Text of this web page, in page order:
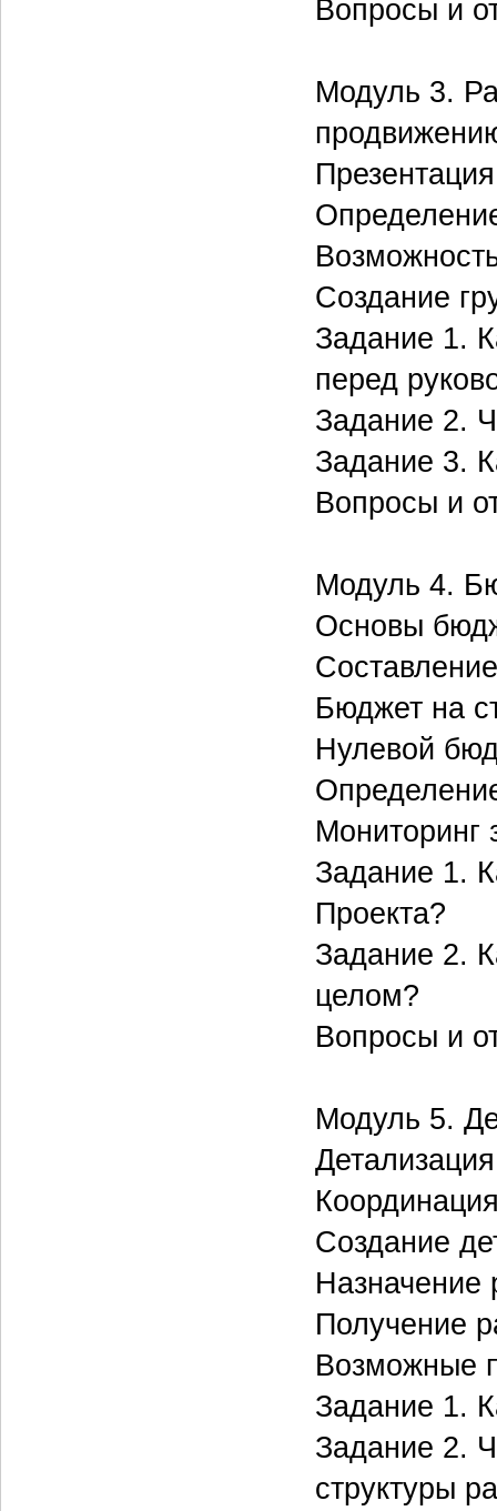
Вопросы и
Модуль 3.
Создание
Задание 1.
перед
Задание 2.
Задание 3.
Вопросы и
Модуль 4.
Основы
Бюджет на
Нулевой
Мониторинг
Задание 1.
Проекта?
Задание 2.
целом?
Вопросы и
Модуль 5.
Создание
Назначение
Получение
Возможные
Задание 1.
Задание 2.
структуры